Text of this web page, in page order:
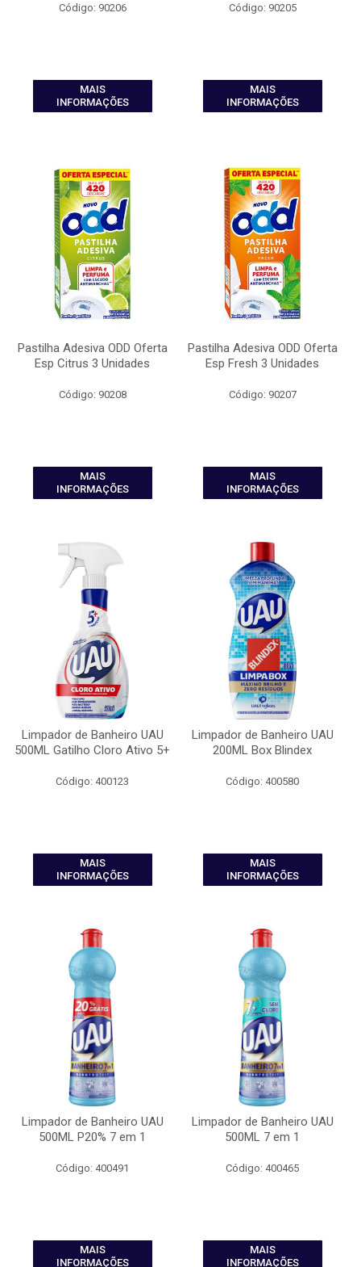
Código: 90206
MAIS
INFORMAÇÕES
Código: 90205
MAIS
INFORMAÇÕES
Pastilha Adesiva ODD Oferta
Esp Citrus 3 Unidades
Código: 90208
MAIS
INFORMAÇÕES
Pastilha Adesiva ODD Oferta
Esp Fresh 3 Unidades
Código: 90207
MAIS
INFORMAÇÕES
Limpador de Banheiro UAU
500ML Gatilho Cloro Ativo 5+
Código: 400123
MAIS
INFORMAÇÕES
Limpador de Banheiro UAU
200ML Box Blindex
Código: 400580
MAIS
INFORMAÇÕES
Limpador de Banheiro UAU
500ML P20% 7 em 1
Código: 400491
MAIS
INFORMAÇÕES
Limpador de Banheiro UAU
500ML 7 em 1
Código: 400465
MAIS
INFORMAÇÕES